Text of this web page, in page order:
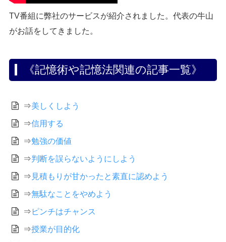
TV番組に弊社のサービスが紹介されました。代表の牛山
がお話をしてきました。
《記憶術や記憶法関連の記事一覧》
⇒美しくしよう
⇒信用する
⇒勉強の価値
⇒判断を誤らないようにしよう
⇒ 見積もりが甘かったと素直に認めよう
⇒無駄なことをやめよう
⇒ ピンチはチャンス
⇒授業が目的化